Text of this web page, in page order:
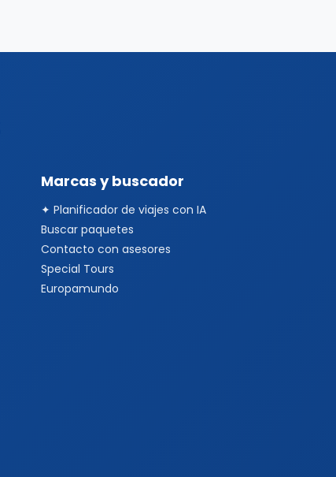
Marcas y buscador
✦ Planificador de viajes con IA
Buscar paquetes
Contacto con asesores
Special Tours
Europamundo